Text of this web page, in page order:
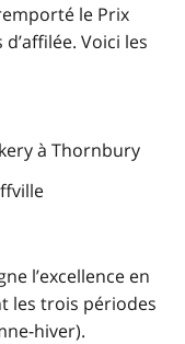
le Prix
Voici les
à Thornbury
l’excellence en
les trois périodes
hiver).